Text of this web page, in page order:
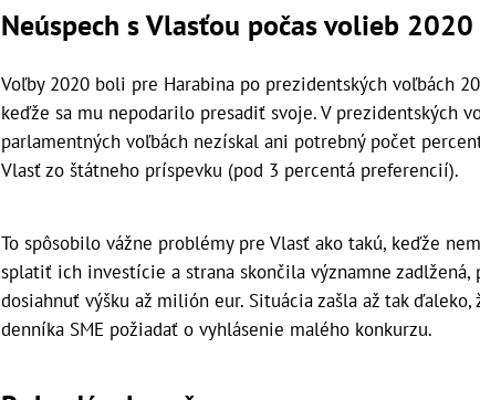
Neúspech s Vlasťou počas volieb 2020
Voľby 2020 boli pre Harabina po prezidentských voľbách
keďže sa mu nepodarilo presadiť svoje. V prezidentských
parlamentných voľbách nezískal ani potrebný počet
Vlasť zo štátneho príspevku (pod 3 percentá preferencií).
To spôsobilo vážne problémy pre Vlasť ako takú, keďže
splatiť ich investície a strana skončila významne
dosiahnuť výšku až milión eur. Situácia zašla až tak ďaleko,
denníka SME požiadať o vyhlásenie malého konkurzu.